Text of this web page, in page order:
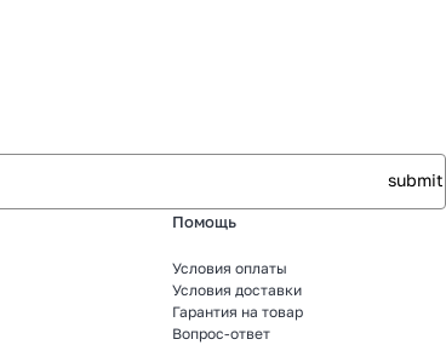
Помощь
Условия оплаты
Условия доставки
Гарантия на товар
Вопрос-ответ